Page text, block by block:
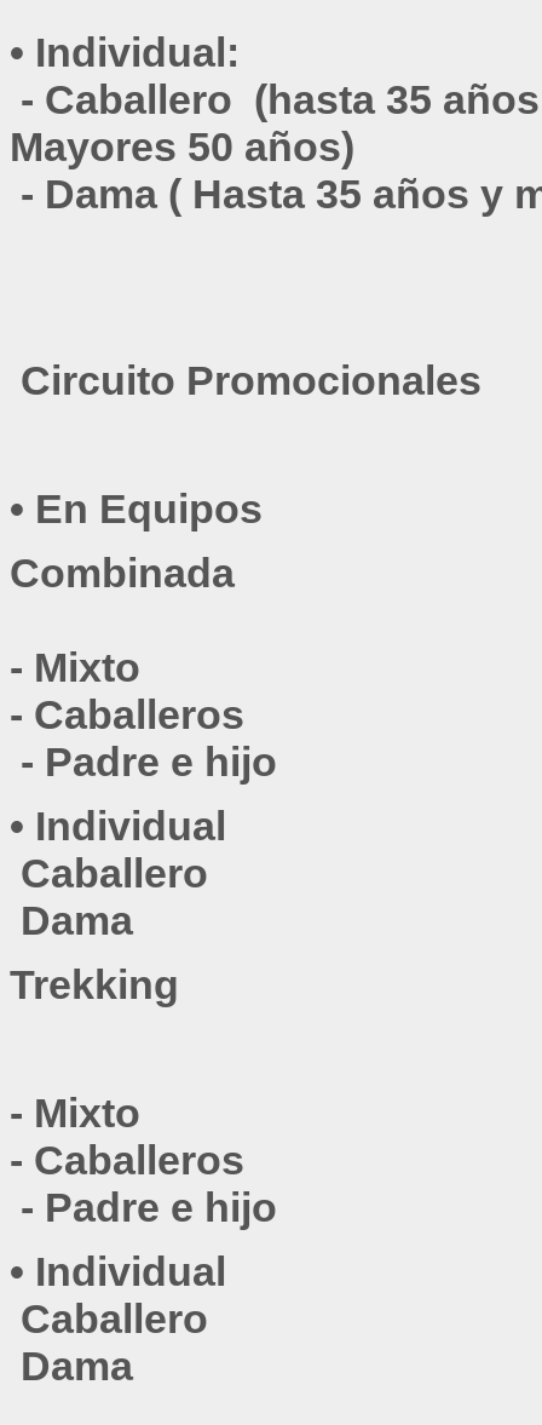
• Individual:
- Caballero (hasta 35
Mayores 50 años)
- Dama ( Hasta 35 años y
Circuito Promocionales
• En Equipos
Combinada
- Mixto
- Caballeros
- Padre e hijo
• Individual
Caballero
Dama
Trekking
- Mixto
- Caballeros
- Padre e hijo
• Individual
Caballero
Dama